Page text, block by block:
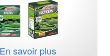
En savoir plus